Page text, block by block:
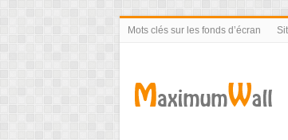
Mots clés sur les fonds d’écran